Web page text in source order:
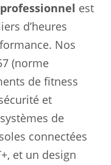
est
d’heures
Nos
(norme
de fitness
et
de
connectées
et un design